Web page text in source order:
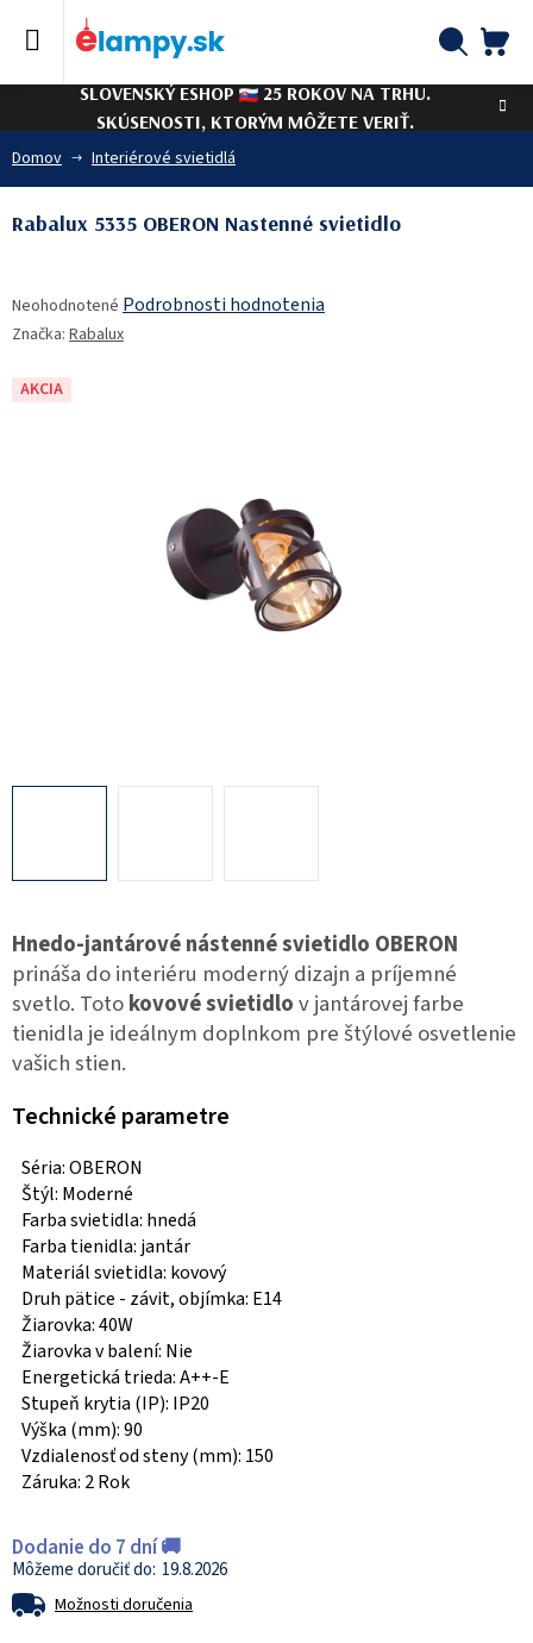
SLOVENSKÝ ESHOP
25 ROKOV NA TRHU.
SKÚSENOSTI, KTORÝM MÔŽETE VERIŤ.
Domov Interiérové svietidlá
Hnedo-jantárové nástenné svietidlo OBERON
prináša do interiéru moderný dizajn a príjemné
svetlo. Totokovové svietidlov jantárovej farbe
tienidla je ideálnym doplnkom pre štýlové osvetlenie
vašich stien.
Technické parametre
Séria: OBERON
Štýl: Moderné
Farba svietidla: hnedá
Farba tienidla: jantár
Materiál svietidla: kovový
Druh pätice - závit, objímka: E14
Žiarovka: 40W
Žiarovka v balení: Nie
Energetická trieda: A++-E
Stupeň krytia (IP): IP20
Výška (mm): 90
Vzdialenosť od steny (mm): 150
Záruka: 2 Rok
Dodanie do 7 dní 🚚
19.8.2026
Možnosti doručenia
Rabalux 5335 OBERON Nastenné svietidlo
hodnotenie
produktu
0,0
Neohodnotené Podrobnosti hodnotenia
Značka: Rabalux
AKCIA